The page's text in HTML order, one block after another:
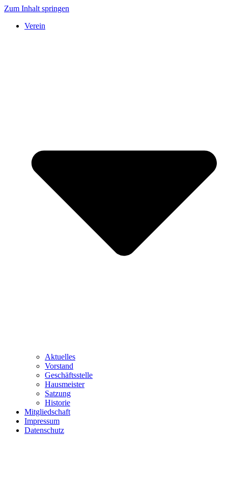
Zum Inhalt springen
Verein
Aktuelles
Vorstand
Geschäftsstelle
Hausmeister
Satzung
Historie
Mitgliedschaft
Impressum
Datenschutz